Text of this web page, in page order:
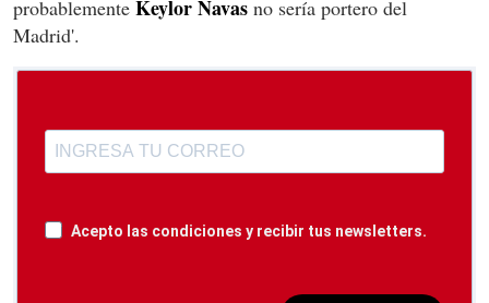
probablemente Keylor Navas no sería portero del
Madrid'.
Acepto las condiciones y recibir tus newsletters.